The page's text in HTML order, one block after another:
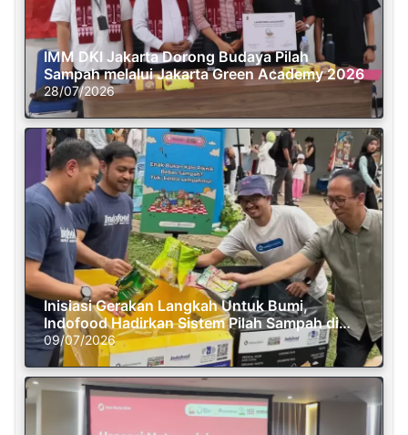
IMM DKI Jakarta Dorong Budaya Pilah
Sampah melalui Jakarta Green Academy 2026
28/07/2026
Inisiasi Gerakan Langkah Untuk Bumi,
Indofood Hadirkan Sistem Pilah Sampah di
Semasa Piknik
09/07/2026